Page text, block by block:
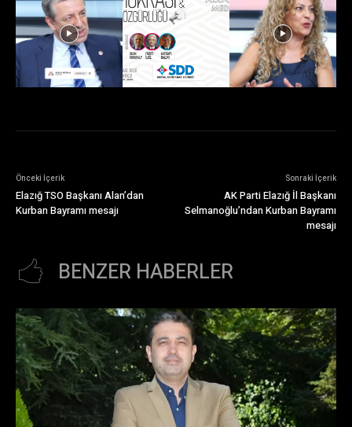
Önceki İçerik
Elazığ TSO Başkanı Alan’dan
Kurban Bayramı mesajı
Sonraki İçerik
AK Parti Elazığ İl Başkanı
Selmanoğlu’ndan Kurban Bayramı
mesajı
BENZER HABERLER